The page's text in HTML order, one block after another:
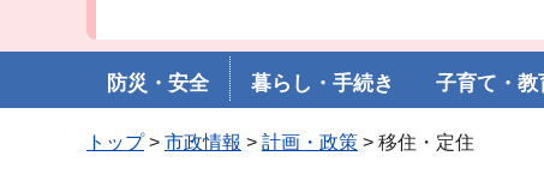
防災・安全 暮らし・手続き 子育て・教
トップ> 市政情報 > 計画・政策 > 移住・定住